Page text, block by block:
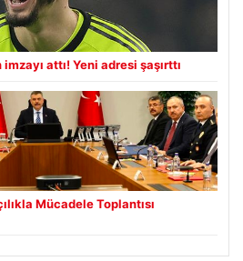
attı! Yeni adresi şaşırttı
Mücadele Toplantısı